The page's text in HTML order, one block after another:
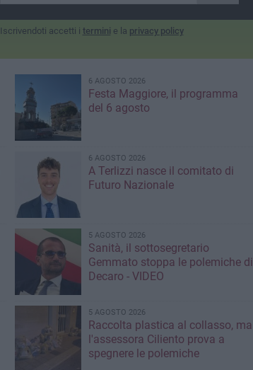
Iscrivendoti accetti i termini e la privacy policy
6 AGOSTO 2026
Festa Maggiore, il programma
del 6 agosto
6 AGOSTO 2026
A Terlizzi nasce il comitato di
Futuro Nazionale
5 AGOSTO 2026
Sanità, il sottosegretario
Gemmato stoppa le polemiche di
Decaro - VIDEO
5 AGOSTO 2026
Raccolta plastica al collasso, ma
l'assessora Ciliento prova a
spegnere le polemiche